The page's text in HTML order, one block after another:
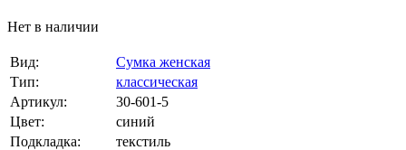
Нет в наличии
Вид:
Сумка женская
Тип:
классическая
Артикул:
30-601-5
Цвет:
синий
Подкладка:
текстиль